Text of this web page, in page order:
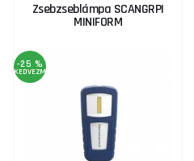
Zsebzseblámpa SCANGRPI
MINIFORM
-25 %
KEDVEZMÉNY